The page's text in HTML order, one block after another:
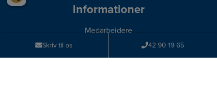
Informationer
Medarbejdere
Privatlivspolitik
Skriv til os 42 90 19 65